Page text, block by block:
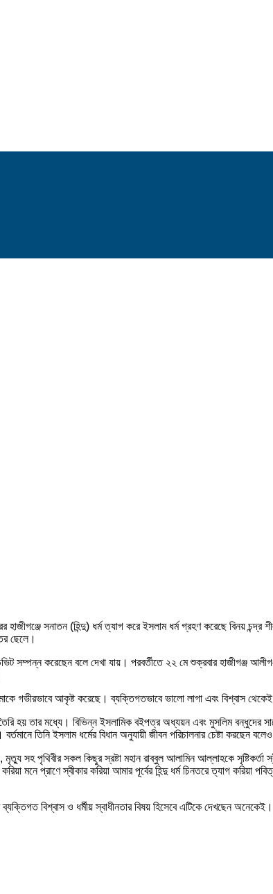
সনাতন (হিন্দু) ধর্ম ত্যাগ করে ইসলাম ধর্ম গ্রহণ করেছে বিনয় চন্দ্র
ছেলে।
সম্পন্ন করেছেন বলে দেখা যায়। পরবর্তীতে ২২ মে শুক্রবার হাজীগঞ্জ
গভীরভাবে আকৃষ্ট করেছে। ব্যক্তিগতভাবে ভালো লাগা এবং বিশ্বাস
তার মধ্যে। বিভিন্ন ইসলামিক বইপত্র অধ্যয়ন এবং মুসলিম বন্ধুদের সাথে
তিনি ইসলাম ধর্মের বিধান অনুযায়ী জীবন পরিচালনার চেষ্টা করছেন
পৃথিবীর সকল কিছুর স্রষ্টা মহান রাব্বুল আলামিন আল্লাহকে সৃষ্টিকর্তা
মনে প্রাণে স্বীকার করিয়া আমার পূর্বের হিন্দু ধর্ম চিনতরে ত্যাগ করিয়া
বিশ্বাস ও ধর্মীয় স্বাধীনতার বিষয় হিসেবে এটিকে দেখছেন